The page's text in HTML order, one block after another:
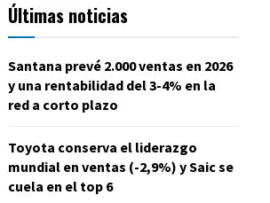
Últimas noticias
Santana prevé 2.000 ventas en 2026
y una rentabilidad del 3-4% en la
red a corto plazo
Toyota conserva el liderazgo
mundial en ventas (-2,9%) y Saic se
cuela en el top 6